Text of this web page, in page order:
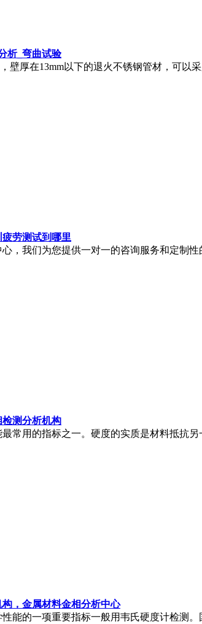
析_弯曲试验
壁厚在13mm以下的退火不锈钢管材，可以
劳测试到哪里
，我们为您提供一对一的咨询服务和定制性
检测分析机构
常用的指标之一。硬度的实质是材料抵抗
，金属材料金相分析中心
能的一项重要指标一般用韦氏硬度计检测